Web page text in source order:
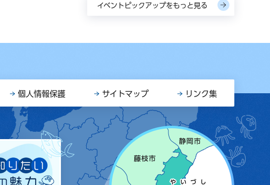
イベントピックアップをもっと見る
個人情報保護 サイトマップ リンク集